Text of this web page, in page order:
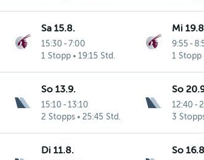
Sa 15.8.
15:30 - 7:00
1 Stopp
19:15 Std.
Mi
9:55 -
1 Stopp
So 13.9.
15:10 - 13:10
2 Stopps
25:45 Std.
So
12:40 -
3
Di 11.8. So